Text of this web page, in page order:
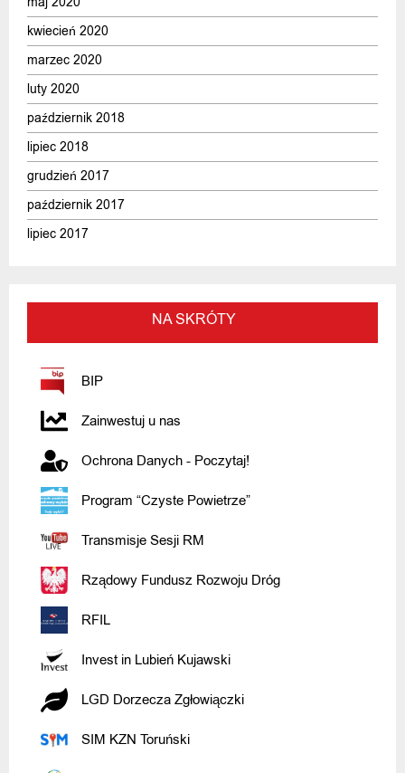
kwiecień 2020
marzec 2020
luty 2020
październik 2018
lipiec 2018
grudzień 2017
październik 2017
lipiec 2017
NA SKRÓTY
BIP
Zainwestuj u nas
Ochrona Danych - Poczytaj!
Program “Czyste Powietrze”
Transmisje Sesji RM
Rządowy Fundusz Rozwoju Dróg
RFIL
Invest in Lubień Kujawski
LGD Dorzecza Zgłowiączki
SIM KZN Toruński